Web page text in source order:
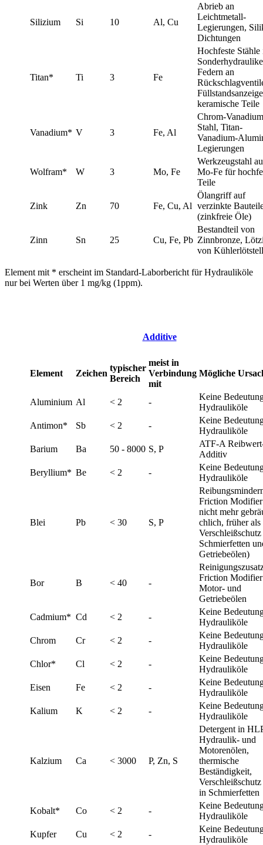
Silizium Si 10 Al, Cu
Abrieb an
Leichtmetall-
Legierungen,
Dichtungen
Titan* Ti 3 Fe
Hochfeste Stähle
Federn an
keramische Teile
Vanadium* V 3 Fe, Al
Chrom-
Stahl, Titan-
Vanadium-
Legierungen
Wolfram* W 3 Mo, Fe
Werkzeugstahl
Mo-Fe für
Teile
Zink Zn 70 Fe, Cu, Al
Ölangriff auf
verzinkte
(zinkfreie Öle)
Zinn Sn 25 Cu, Fe, Pb
Bestandteil von
Zinnbronze,
von
Element mit * erscheint im Standard-Laborbericht für Hydrauliköle
nur bei Werten über 1 mg/kg (1ppm).
Additive
Element Zeichen
typischer
Bereich
meist in
Verbindung
mit
Mögliche
Aluminium Al < 2 -
Keine
Hydrauliköle
Antimon*
Sb < 2 -
Keine
Hydrauliköle
Barium
Ba 50 - 8000 S, P
ATF-A
Additiv
Beryllium* Be < 2 -
Keine
Hydrauliköle
Blei Pb < 30 S, P
Friction Modifier
nicht mehr
chlich, früher als
Schmierfetten
Getriebeölen)
Bor B < 40 -
Friction
Motor- und
Getriebeölen
Cadmium* Cd < 2 -
Keine
Hydrauliköle
Chrom
Cr < 2 -
Keine
Hydrauliköle
Chlor*
Cl < 2 -
Keine
Hydrauliköle
Eisen
Fe < 2 -
Keine
Hydrauliköle
Kalium
K < 2 -
Keine
Hydrauliköle
Kalzium Ca < 3000 P, Zn, S
Detergent in
Hydraulik- und
Motorenölen,
thermische
Beständigkeit,
in Schmierfetten
Kobalt*
Co < 2 -
Keine
Hydrauliköle
Kupfer
Cu < 2 -
Keine
Hydrauliköle